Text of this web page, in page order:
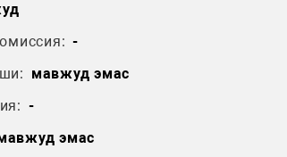
-
мавжуд эмас
-
эмас